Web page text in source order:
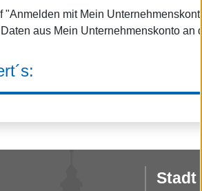
"Anmelden mit Mein
aus Mein Unternehmenskonto an
Stadt